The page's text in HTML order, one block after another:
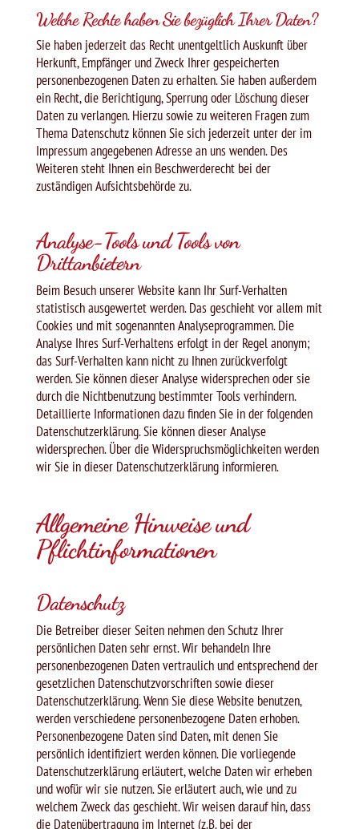
Welche Rechte haben Sie bezüglich Ihrer Daten?
Sie haben jederzeit das Recht unentgeltlich Auskunft über
Herkunft, Empfänger und Zweck Ihrer gespeicherten
personenbezogenen Daten zu erhalten. Sie haben außerdem
ein Recht, die Berichtigung, Sperrung oder Löschung dieser
Daten zu verlangen. Hierzu sowie zu weiteren Fragen zum
Thema Datenschutz können Sie sich jederzeit unter der im
Impressum angegebenen Adresse an uns wenden. Des
Weiteren steht Ihnen ein Beschwerderecht bei der
zuständigen Aufsichtsbehörde zu.
Analyse-Tools und Tools von
Drittanbietern
Beim Besuch unserer Website kann Ihr Surf-Verhalten
statistisch ausgewertet werden. Das geschieht vor allem mit
Cookies und mit sogenannten Analyseprogrammen. Die
Analyse Ihres Surf-Verhaltens erfolgt in der Regel anonym;
das Surf-Verhalten kann nicht zu Ihnen zurückverfolgt
werden. Sie können dieser Analyse widersprechen oder sie
durch die Nichtbenutzung bestimmter Tools verhindern.
Detaillierte Informationen dazu finden Sie in der folgenden
Datenschutzerklärung. Sie können dieser Analyse
widersprechen. Über die Widerspruchsmöglichkeiten werden
wir Sie in dieser Datenschutzerklärung informieren.
Allgemeine Hinweise und
Pflichtinformationen
Datenschutz
Die Betreiber dieser Seiten nehmen den Schutz Ihrer
persönlichen Daten sehr ernst. Wir behandeln Ihre
personenbezogenen Daten vertraulich und entsprechend der
gesetzlichen Datenschutzvorschriften sowie dieser
Datenschutzerklärung. Wenn Sie diese Website benutzen,
werden verschiedene personenbezogene Daten erhoben.
Personenbezogene Daten sind Daten, mit denen Sie
persönlich identifiziert werden können. Die vorliegende
Datenschutzerklärung erläutert, welche Daten wir erheben
und wofür wir sie nutzen. Sie erläutert auch, wie und zu
welchem Zweck das geschieht. Wir weisen darauf hin, dass
die Datenübertragung im Internet (z.B. bei der